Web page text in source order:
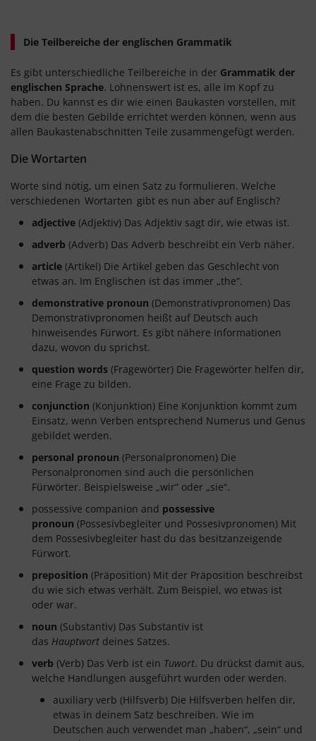
Die Teilbereiche der englischen Grammatik
Es gibt unterschiedliche Teilbereiche in der Grammatik der
englischen Sprache. Lohnenswert ist es, alle im Kopf zu
haben. Du kannst es dir wie einen Baukasten vorstellen, mit
dem die besten Gebilde errichtet werden können, wenn aus
allen Baukastenabschnitten Teile zusammengefügt werden.
Die Wortarten
Worte sind nötig, um einen Satz zu formulieren. Welche
verschiedenen Wortarten gibt es nun aber auf Englisch?
adjective (Adjektiv) Das Adjektiv sagt dir, wie etwas ist.
adverb (Adverb) Das Adverb beschreibt ein Verb näher.
article (Artikel) Die Artikel geben das Geschlecht von
etwas an. Im Englischen ist das immer „the“.
demonstrative pronoun (Demonstrativpronomen) Das
Demonstrativpronomen heißt auf Deutsch auch
hinweisendes Fürwort. Es gibt nähere Informationen
dazu, wovon du sprichst.
question words (Fragewörter) Die Fragewörter helfen dir,
eine Frage zu bilden.
conjunction (Konjunktion) Eine Konjunktion kommt zum
Einsatz, wenn Verben entsprechend Numerus und Genus
gebildet werden.
personal pronoun (Personalpronomen) Die
Personalpronomen sind auch die persönlichen
Fürwörter. Beispielsweise „wir“ oder „sie“.
possessive companion and possessive
pronoun (Possesivbegleiter und Possesivpronomen) Mit
dem Possesivbegleiter hast du das besitzanzeigende
Fürwort.
preposition (Präposition) Mit der Präposition beschreibst
du wie sich etwas verhält. Zum Beispiel, wo etwas ist
oder war.
noun (Substantiv) Das Substantiv ist
das Hauptwort deines Satzes.
verb (Verb) Das Verb ist ein Tuwort. Du drückst damit aus,
welche Handlungen ausgeführt wurden oder werden.
auxiliary verb (Hilfsverb) Die Hilfsverben helfen dir,
etwas in deinem Satz beschreiben. Wie im
Deutschen auch verwendet man „haben“, „sein“ und